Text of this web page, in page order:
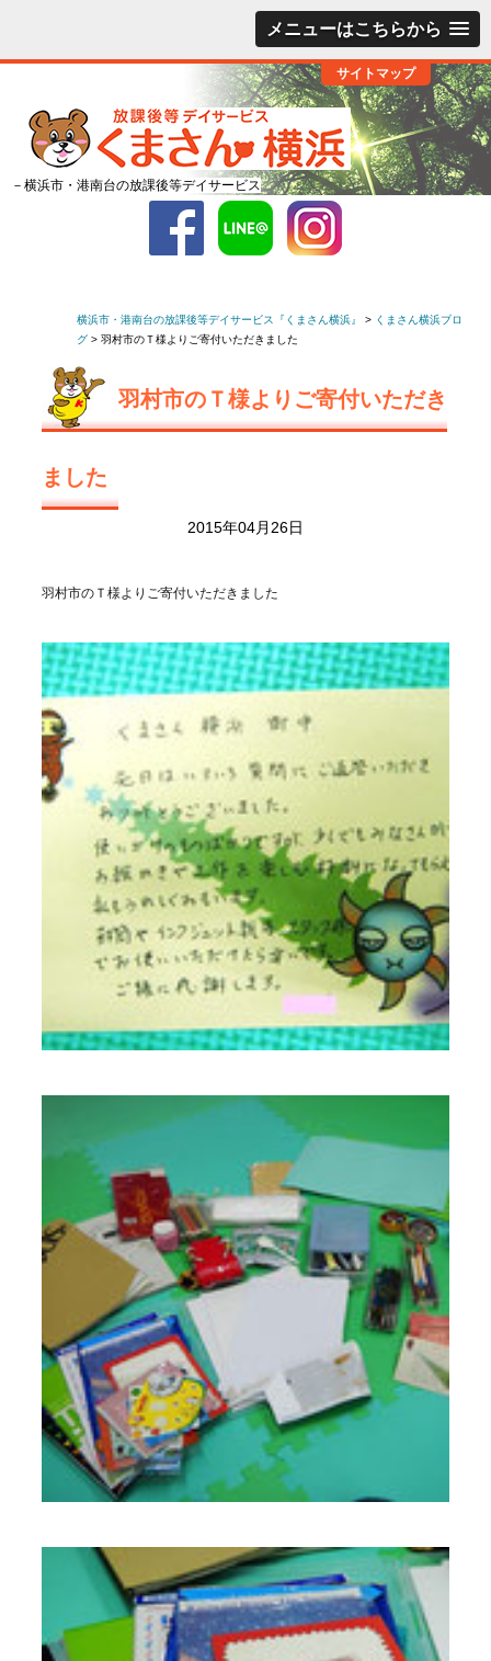
メニューはこちらから
サイトマップ
－横浜市・港南台の放課後等デイサービス
横浜市・港南台の放課後等デイサービス『くまさん横浜』 > くまさん横浜ブロ
グ > 羽村市のＴ様よりご寄付いただきました
羽村市のＴ様よりご寄付いただき
ました
2015年04月26日
羽村市のＴ様よりご寄付いただきました